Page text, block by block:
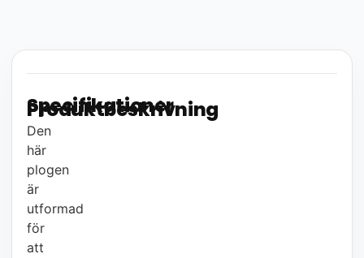
Produktbeskrivning
Den
här
plogen
är
utformad
för
att
Specifikationer